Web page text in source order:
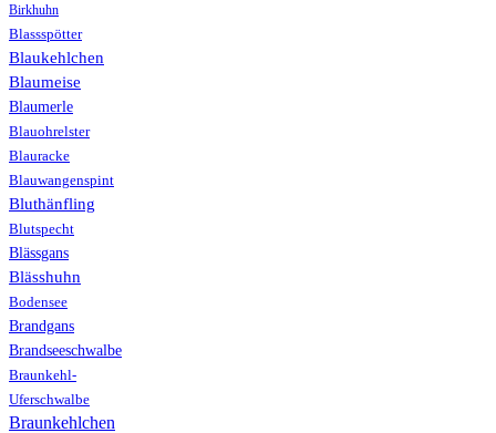
Birkhuhn
Blassspötter
Blaukehlchen
Blaumeise
Blaumerle
Blauohrelster
Blauracke
Blauwangenspint
Bluthänfling
Blutspecht
Blässgans
Blässhuhn
Bodensee
Brandgans
Brandseeschwalbe
Braunkehl-
Uferschwalbe
Braunkehlchen